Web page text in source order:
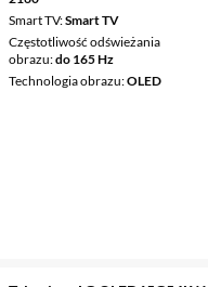
Smart TV Smart TV
Częstotliwość odświeżania
obrazu do 165 Hz
Technologia obrazu OLED